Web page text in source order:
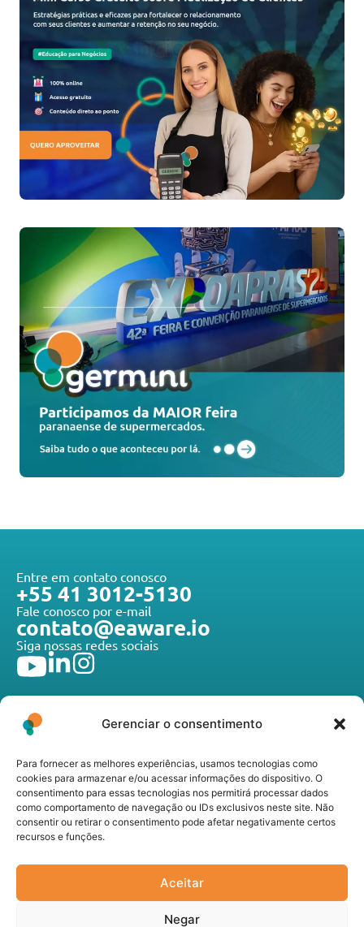
Gerenciar o consentimento
Para fornecer as melhores experiências, usamos tecnologias como
cookies para armazenar e/ou acessar informações do dispositivo. O
consentimento para essas tecnologias nos permitirá processar dados
como comportamento de navegação ou IDs exclusivos neste site. Não
consentir ou retirar o consentimento pode afetar negativamente certos
recursos e funções.
Aceitar
Negar
Entre em contato conosco
+55 41 3012-5130
Fale conosco por e-mail
contato@eaware.io
Siga nossas redes sociais
A E-Aware Technologies desenvolve tecnologias de
ponta que atendem toda a cadeia do agronegócio, do
produtor rural à agroindústria, promovendo inovação,
sustentabilidade e eficiência operacional nos mais
diferentes segmentos do setor.
Política de Privacidade